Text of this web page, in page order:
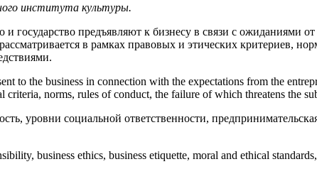
института культуры.
государство предъявляют к бизнесу в связи с ожиданиями
в рамках правовых и этических критериев,
to the business in connection with the expectations from the
norms, rules of conduct, the failure of which threatens the
уровни социальной ответственности,
business ethics, business etiquette, moral and ethical